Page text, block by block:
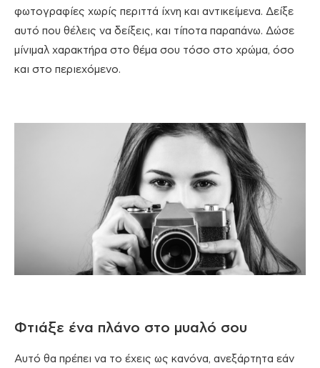
φωτογραφίες χωρίς περιττά ίχνη και αντικείμενα. Δείξε
αυτό που θέλεις να δείξεις, και τίποτα παραπάνω. Δώσε
μίνιμαλ χαρακτήρα στο θέμα σου τόσο στο χρώμα, όσο
και στο περιεχόμενο.
Φτιάξε ένα πλάνο στο μυαλό σου
Αυτό θα πρέπει να το έχεις ως κανόνα, ανεξάρτητα εάν